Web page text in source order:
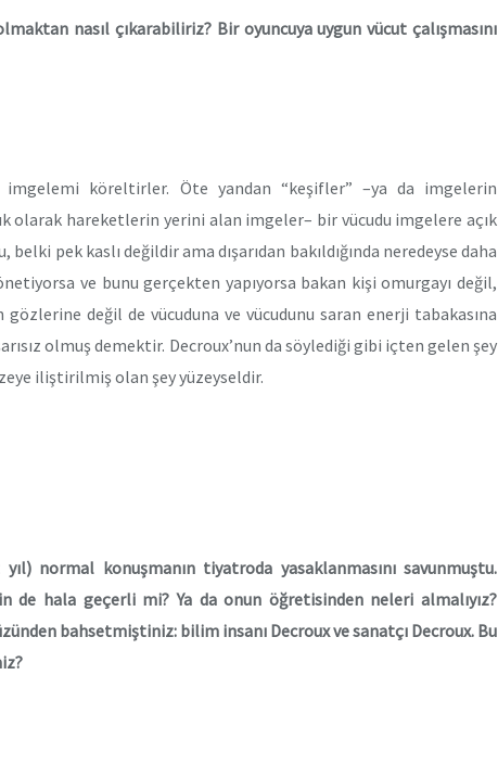
nasıl çıkarabiliriz? Bir oyuncuya uygun vücut çalışmasını
imgelemi köreltirler. Öte yandan “keşifler” –ya da imgelerin
olarak hareketlerin yerini alan imgeler– bir vücudu imgelere açık
pek kaslı değildir ama dışarıdan bakıldığında neredeyse daha
ve bunu gerçekten yapıyorsa bakan kişi omurgayı değil,
değil de vücuduna ve vücudunu saran enerji tabakasına
olmuş demektir. Decroux’nun da söylediği gibi içten gelen şey
iliştirilmiş olan şey yüzeyseldir.
normal konuşmanın tiyatroda yasaklanmasını savunmuştu.
de hala geçerli mi? Ya da onun öğretisinden neleri almalıyız?
bahsetmiştiniz: bilim insanı Decroux ve sanatçı Decroux. Bu